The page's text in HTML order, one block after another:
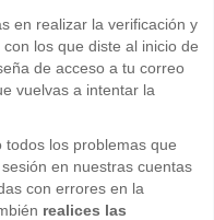
en realizar la verificación y
los que diste al inicio de
de acceso a tu correo
vuelvas a intentar la
los problemas que
en nuestras cuentas
con errores en la
realices las